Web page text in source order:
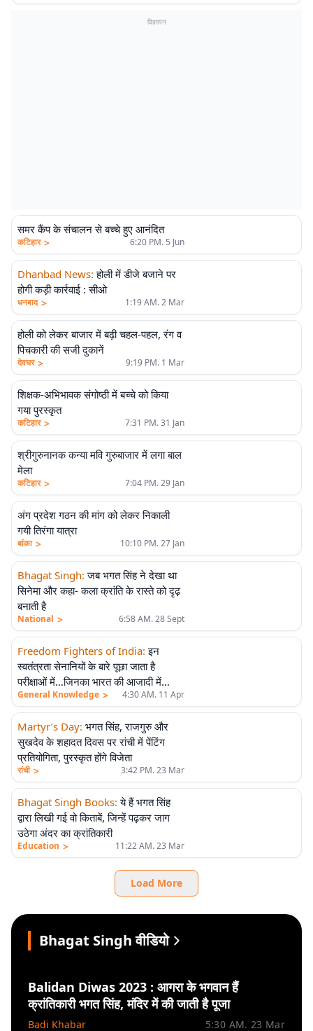
विज्ञापन
समर कैंप के संचालन से बच्चे हुए आनंदित
कटिहार > 6:20 PM. 5 Jun
Dhanbad News: होली में डीजे बजाने पर
होगी कड़ी कार्रवाई : सीओ
धनबाद > 1:19 AM. 2 Mar
होली को लेकर बाजार में बढ़ी चहल-पहल, रंग व
पिचकारी की सजी दुकानें
देवघर > 9:19 PM. 1 Mar
शिक्षक-अभिभावक संगोष्ठी में बच्चे को किया
गया पुरस्कृत
कटिहार > 7:31 PM. 31 Jan
श्रीगुरुनानक कन्या मवि गुरुबाजार में लगा बाल
मेला
कटिहार > 7:04 PM. 29 Jan
अंग प्रदेश गठन की मांग को लेकर निकाली
गयी तिरंगा यात्रा
बांका > 10:10 PM. 27 Jan
Bhagat Singh: जब भगत सिंह ने देखा था
सिनेमा और कहा- कला क्रांति के रास्ते को दृढ़
बनाती है
National > 6:58 AM. 28 Sept
Freedom Fighters of India: इन
स्वतंत्रता सेनानियों के बारे पूछा जाता है
परीक्षाओं में…जिनका भारत की आजादी में
महत्वपूर्ण योगदान
General Knowledge > 4:30 AM. 11 Apr
Martyr’s Day: भगत सिंह, राजगुरु और
सुखदेव के शहादत दिवस पर रांची में पेंटिंग
प्रतियोगिता, पुरस्कृत होंगे विजेता
रांची > 3:42 PM. 23 Mar
Bhagat Singh Books: ये हैं भगत सिंह
द्वारा लिखी गई वो किताबें, जिन्हें पढ़कर जाग
उठेगा अंदर का क्रांतिकारी
Education > 11:22 AM. 23 Mar
Load More
Bhagat Singh वीडियो
Balidan Diwas 2023 : आगरा के भगवान हैं
क्रांतिकारी भगत सिंह, मंदिर में की जाती है पूजा
Badi Khabar 5:30 AM. 23 Mar